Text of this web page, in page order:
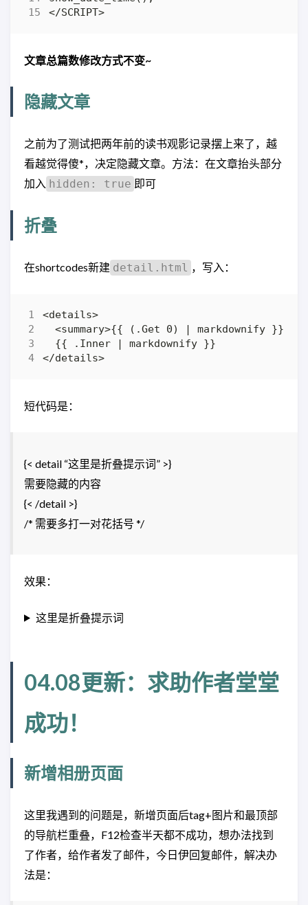
文章总篇数修改方式不变~
隐藏文章
之前为了测试把两年前的读书观影记录摆上来了，越
看越觉得傻*，决定隐藏文章。方法：在文章抬头部分
加入 hidden: true 即可
折叠
在shortcodes新建 detail.html ，写入：
短代码是：
{< detail “这里是折叠提示词” >}
需要隐藏的内容
{< /detail >}
/* 需要多打一对花括号 */
效果：
这里是折叠提示词
04.08更新：求助作者堂堂
成功！
新增相册页面
这里我遇到的问题是，新增页面后tag+图片和最顶部
的导航栏重叠，F12检查半天都不成功，想办法找到
了作者，给作者发了邮件，今日伊回复邮件，解决办
法是：